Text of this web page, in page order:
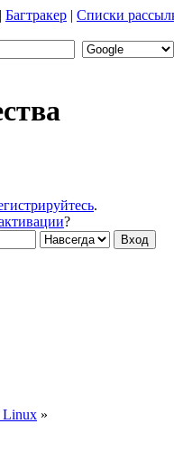
| Багтракер | Списки
.
?
Linux »